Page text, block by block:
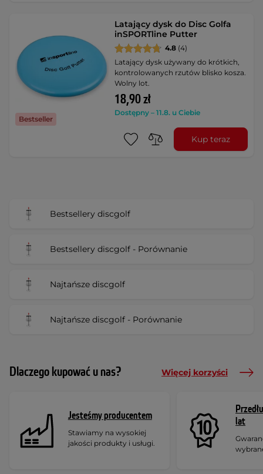
Bestseller
Latający dysk do Disc Golfa
inSPORTline Putter
4.8 (4)
Latający dysk używany do krótkich,
kontrolowanych rzutów blisko kosza.
Wolny lot.
18,90 zł
Dostępny – 11.8. u Ciebie
Kup teraz
Bestsellery discgolf
Bestsellery discgolf - Porównanie
Najtańsze discgolf
Najtańsze discgolf - Porównanie
Dlaczego kupować u nas? Więcej korzyści
Jesteśmy producentem
Stawiamy na wysokiej
jakości produkty i usługi.
lat